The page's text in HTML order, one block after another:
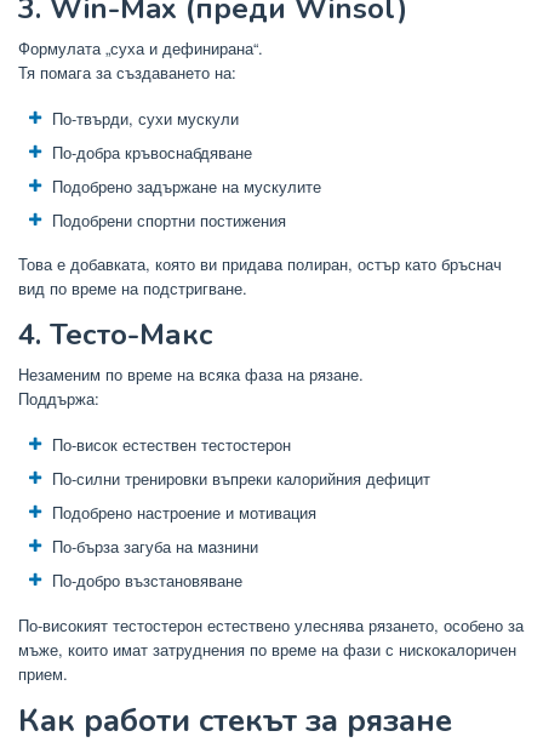
3. Win-Max (преди Winsol)
Формулата „суха и дефинирана“.
Тя помага за създаването на:
По-твърди, сухи мускули
По-добра кръвоснабдяване
Подобрено задържане на мускулите
Подобрени спортни постижения
Това е добавката, която ви придава полиран, остър като бръснач
вид по време на подстригване.
4. Тесто-Макс
Незаменим по време на всяка фаза на рязане.
Поддържа:
По-висок естествен тестостерон
По-силни тренировки въпреки калорийния дефицит
Подобрено настроение и мотивация
По-бърза загуба на мазнини
По-добро възстановяване
По-високият тестостерон естествено улеснява рязането, особено за
мъже, които имат затруднения по време на фази с нискокалоричен
прием.
Как работи стекът за рязане